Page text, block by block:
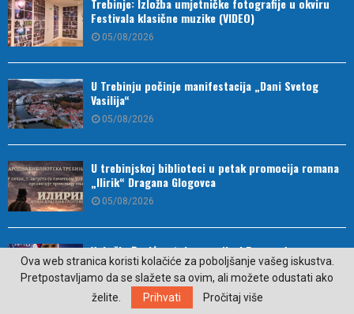
Festivala klasične muzike (VIDEO)
05/08/2026
U Trebinju počinje manifestacija „Dani Svetog
Vasilija“
05/08/2026
U trebinjskoj biblioteci u petak promocija romana
„Ilirik“ Dragana Glogovca
05/08/2026
Vukašin Đurić potpisao za Novi Beograd
Ova web stranica koristi kolačiće za poboljšanje vašeg iskustva.
Pretpostavljamo da se slažete sa ovim, ali možete odustati ako
želite.
Prihvati Pročitaj više